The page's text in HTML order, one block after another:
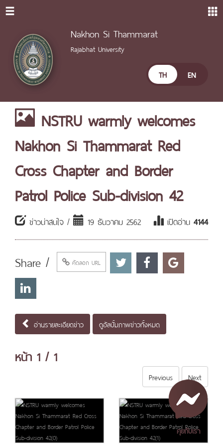
Nakhon Si Thammarat
Rajabhat University
TH EN
NSTRU warmly welcomes
Nakhon Si Thammarat Red
Cross Chapter and Border
Patrol Police Sub-division 42
ข่าวน่าสนใจ / 19 ธันวาคม 2562 เปิดอ่าน 4144
Share / คัดลอก URL
อ่านรายละเอียดข่าว ดูอัลบั้มภาพข่าวทั้งหมด
หน้า 1 / 1
Previous Next
คุยกับเรา